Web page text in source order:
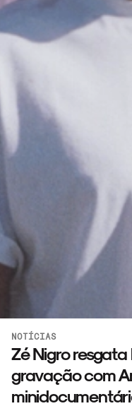
NOTÍCIAS
Zé Nigro
gravação com